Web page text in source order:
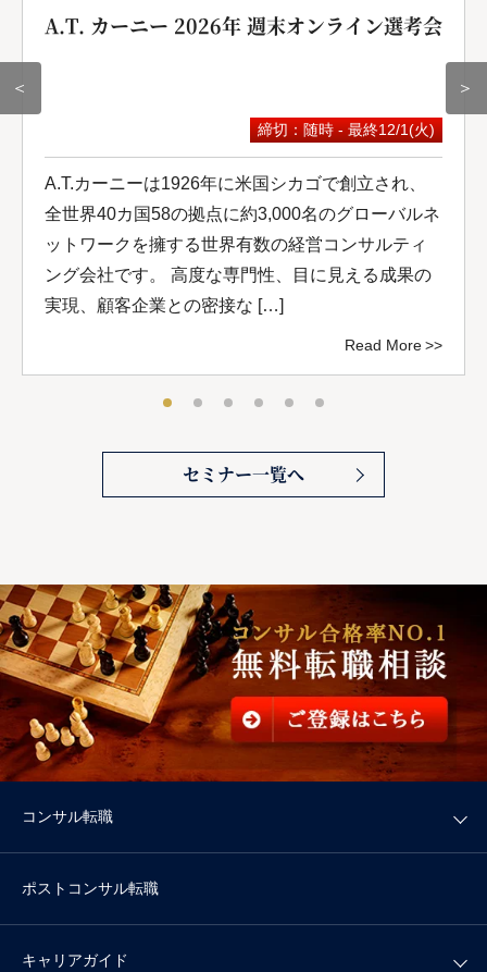
＜
A.T. カーニー 2026年 週末オンライン選考会
締切：随時 - 最終12/1(火)
A.T.カーニーは1926年に米国シカゴで創立され、
全世界40カ国58の拠点に約3,000名のグローバルネ
ットワークを擁する世界有数の経営コンサルティ
ング会社です。 高度な専門性、目に見える成果の
実現、顧客企業との密接な […]
Read More
＞
セミナー一覧へ
コンサル転職
ポストコンサル転職
キャリアガイド